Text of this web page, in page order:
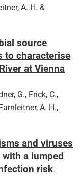
A. H. &
source
to characterise
at Vienna
G., Frick, C.,
A. H.,
and viruses
a lumped
risk